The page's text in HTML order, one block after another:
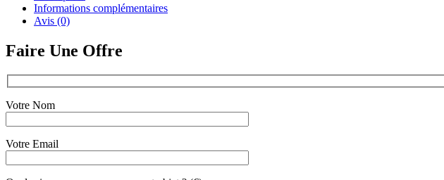
Informations complémentaires
Avis (0)
Faire Une Offre
Votre Nom
Votre Email